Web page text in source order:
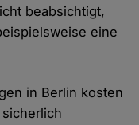
beabsichtigt,
eine
in Berlin kosten